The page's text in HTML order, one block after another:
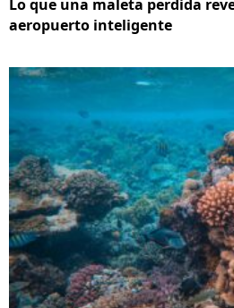
Lo que una maleta perdida
aeropuerto inteligente